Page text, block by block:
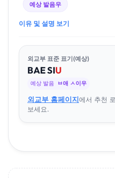
예상 발음우
이유 및 설명 보기
외교부 표준 표기(예상)
BAESIU
예상 발음 ㅂ애 ㅅ이우
외교부 홈페이지에서 추천
보세요.